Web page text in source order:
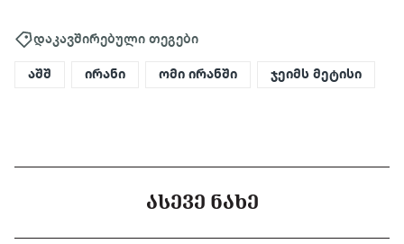
დაკავშირებული თეგები
აშშ ირანი ომი ირანში ჯეიმს მეტისი
ᲐᲡᲔᲕᲔ ᲜᲐᲮᲔ